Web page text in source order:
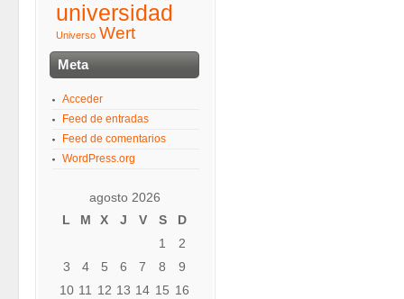
universidad
Universo Wert
Meta
Acceder
Feed de entradas
Feed de comentarios
WordPress.org
agosto 2026
L
M X J V S
D
1
2
3
4 5 6 7 8
9
10 11 12 13 14 15 16